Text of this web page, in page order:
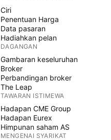
Ciri
Penentuan Harga
Data pasaran
Hadiahkan pelan
DAGANGAN
Gambaran keseluruhan
Broker
Perbandingan broker
The Leap
TAWARAN ISTIMEWA
Hadapan CME Group
Hadapan Eurex
Himpunan saham AS
MENGENAI SYARIKAT